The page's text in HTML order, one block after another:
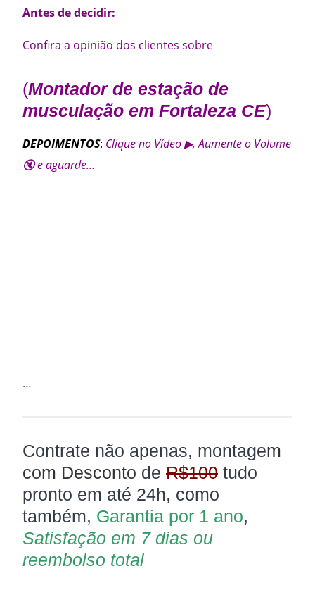
Antes de decidir:
Confira a opinião dos clientes sobre
(Montador de estação de
musculação em Fortaleza CE)
DEPOIMENTOS: Clique no Vídeo ▶, Aumente o Volume
🔇 e aguarde…
…
Contrate não apenas, montagem
com Desconto de R$100 tudo
pronto em até 24h, como
também, Garantia por 1 ano,
Satisfação em 7 dias ou
reembolso total